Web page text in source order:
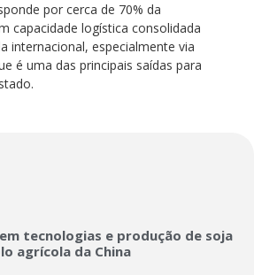
por cerca de 70% da
capacidade logística consolidada
internacional, especialmente via
é uma das principais saídas para
tecnologias e produção de soja
agrícola da China